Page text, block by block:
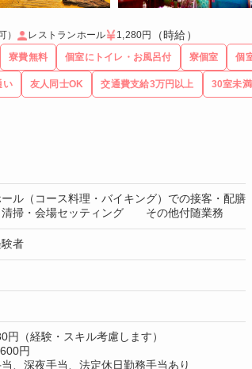
） レストランホール 1,280円 （時給）
寮費無料 個室にトイレ・お風呂付 寮個室 個
い 友人同士OK 交通費支給3万円以上 30室未満
ル（コース料理・バイキング）での接客・配膳
清掃・会場セッティング その他付随業務
者
円（経験・スキル考慮します）
円
、深夜手当、法定休日勤務手当あり